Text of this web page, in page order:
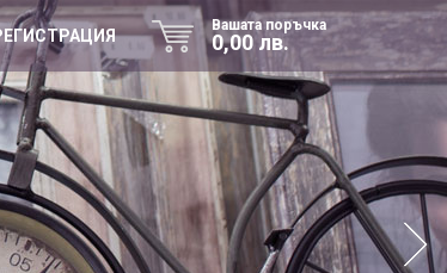
Вашата поръчка
0,00 лв.